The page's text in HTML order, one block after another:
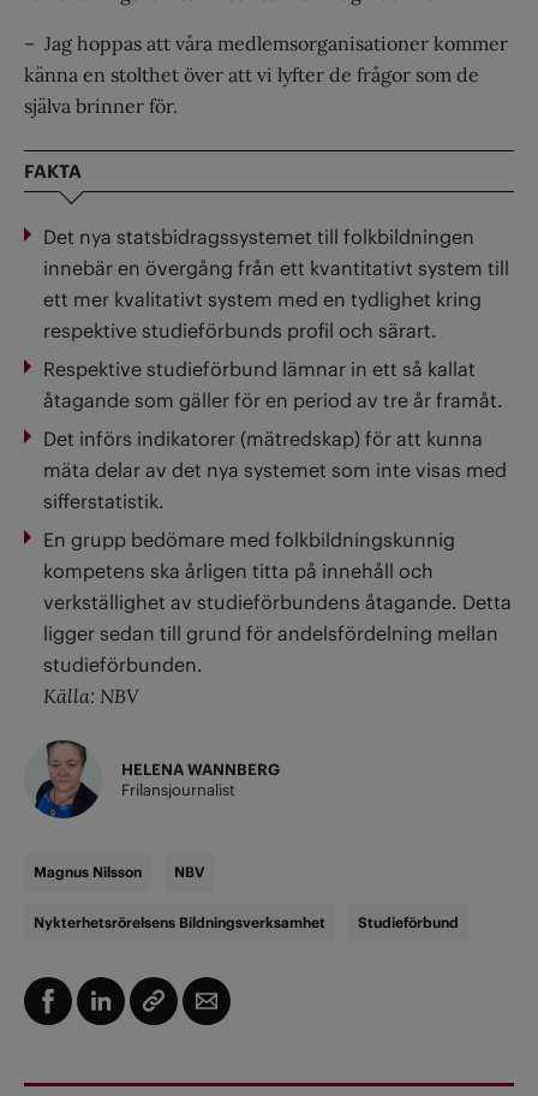
– Jag hoppas att våra medlemsorganisationer kommer
känna en stolthet över att vi lyfter de frågor som de
själva brinner för.
FAKTA
Det nya statsbidragssystemet till folkbildningen
innebär en övergång från ett kvantitativt system till
ett mer kvalitativt system med en tydlighet kring
respektive studieförbunds profil och särart.
Respektive studieförbund lämnar in ett så kallat
åtagande som gäller för en period av tre år framåt.
Det införs indikatorer (mätredskap) för att kunna
mäta delar av det nya systemet som inte visas med
sifferstatistik.
En grupp bedömare med folkbildningskunnig
kompetens ska årligen titta på innehåll och
verkställighet av studieförbundens åtagande. Detta
ligger sedan till grund för andelsfördelning mellan
studieförbunden.
Källa: NBV
HELENA WANNBERG
Frilansjournalist
Magnus Nilsson NBV
Nykterhetsrörelsens Bildningsverksamhet Studieförbund